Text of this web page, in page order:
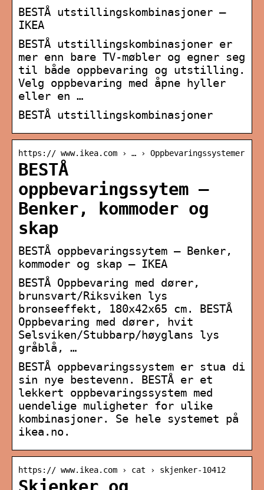
BESTÅ utstillingskombinasjoner –
IKEA
BESTÅ utstillingskombinasjoner er
mer enn bare TV-møbler og egner seg
til både oppbevaring og utstilling.
Velg oppbevaring med åpne hyller
eller en …
BESTÅ utstillingskombinasjoner
https:// www.ikea.com › … › Oppbevaringssystemer
BESTÅ
oppbevaringssytem –
Benker, kommoder og
skap
BESTÅ oppbevaringssytem – Benker,
kommoder og skap – IKEA
BESTÅ Oppbevaring med dører,
brunsvart/Riksviken lys
bronseeffekt, 180x42x65 cm. BESTÅ
Oppbevaring med dører, hvit
Selsviken/Stubbarp/høyglans lys
gråblå, …
BESTÅ oppbevaringssystem er stua di
sin nye bestevenn. BESTÅ er et
lekkert oppbevaringssystem med
uendelige muligheter for ulike
kombinasjoner. Se hele systemet på
ikea.no.
https:// www.ikea.com › cat › skjenker-10412